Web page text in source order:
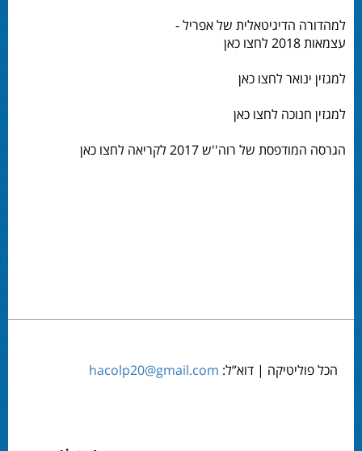
למהדורה הדיגיטאלית של אפריל -
עצמאות 2018 לחצו כאן
למגזין ינואר לחצו כאן
למגזין חנוכה לחצו כאן
הגרסה המודפסת של רוה''ש 2017 לקריאה לחצו כאן
הכל פוליטיקה | דוא”ל: hacolp20@gmail.com